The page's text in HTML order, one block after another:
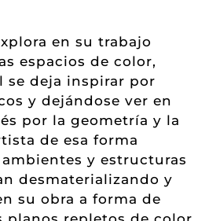
en su trabajo
espacios de color,
se deja inspirar por
y dejándose ver en
por la geometría y la
de esa forma
y estructuras
desmaterializando y
su obra a forma de